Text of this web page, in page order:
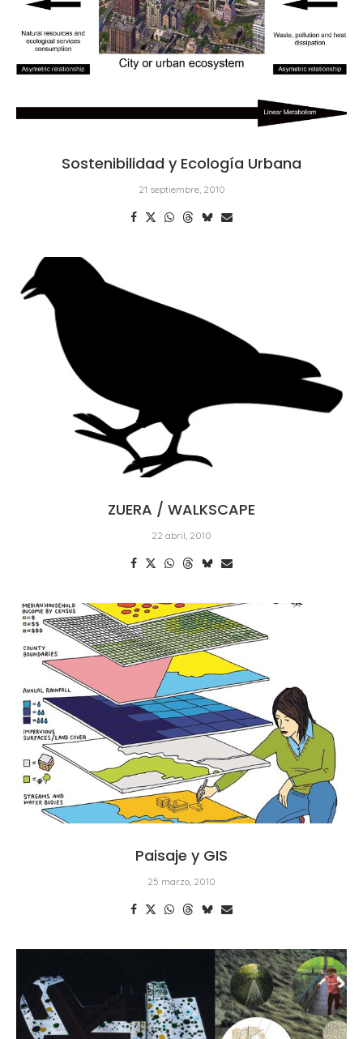
Sostenibilidad y Ecología Urbana
21 septiembre, 2010
ZUERA / WALKSCAPE
22 abril, 2010
Paisaje y GIS
25 marzo, 2010